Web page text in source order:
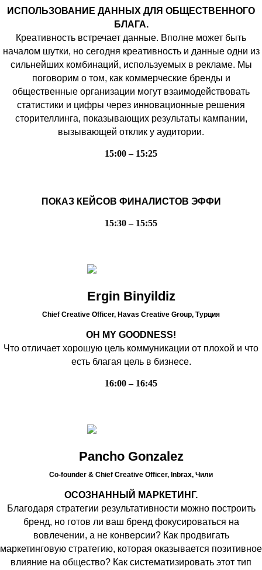
ИСПОЛЬЗОВАНИЕ ДАННЫХ ДЛЯ ОБЩЕСТВЕННОГО
БЛАГА.
Креативность встречает данные. Вполне может быть
началом шутки, но сегодня креативность и данные одни из
сильнейших комбинаций, используемых в рекламе. Мы
поговорим о том, как коммерческие бренды и
общественные организации могут взаимодействовать
статистики и цифры через инновационные решения
сторителлинга, показывающих результаты кампании,
вызывающей отклик у аудитории.
15:00 – 15:25
ПОКАЗ КЕЙСОВ ФИНАЛИСТОВ ЭФФИ
15:30 – 15:55
Ergin Binyildiz
Chief Creative Officer, Havas Creative Group, Турция
OH MY GOODNESS!
Что отличает хорошую цель коммуникации от плохой и что
есть благая цель в бизнесе.
16:00 – 16:45
Pancho Gonzalez
Co-founder & Chief Creative Officer, Inbrax, Чили
ОСОЗНАННЫЙ МАРКЕТИНГ.
Благодаря стратегии результативности можно построить
бренд, но готов ли ваш бренд фокусироваться на
вовлечении, а не конверсии? Как продвигать
маркетинговую стратегию, которая оказывается позитивное
влияние на общество? Как систематизировать этот тип